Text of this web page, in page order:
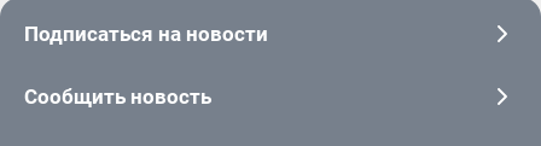
Подписаться на новости
Сообщить новость